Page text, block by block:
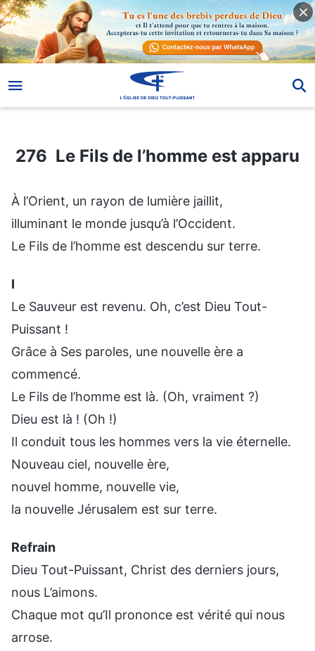
276 Le Fils de l’homme est apparu
276 Le Fils de l’homme est apparu
À l’Orient, un rayon de lumière jaillit,
illuminant le monde jusqu’à l’Occident.
Le Fils de l’homme est descendu sur terre.
Ⅰ
Le Sauveur est revenu. Oh, c’est Dieu Tout-
Puissant !
Grâce à Ses paroles, une nouvelle ère a
commencé.
Le Fils de l’homme est là. (Oh, vraiment ?)
Dieu est là ! (Oh !)
Il conduit tous les hommes vers la vie éternelle.
Nouveau ciel, nouvelle ère,
nouvel homme, nouvelle vie,
la nouvelle Jérusalem est sur terre.
Refrain
Dieu Tout-Puissant, Christ des derniers jours,
nous L’aimons.
Chaque mot qu’Il prononce est vérité qui nous
arrose.